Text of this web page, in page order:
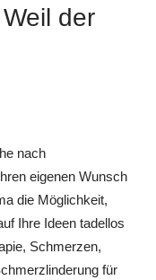
der
nach
eigenen Wunsch
die Möglichkeit,
Ihre Ideen tadellos
Schmerzen,
für